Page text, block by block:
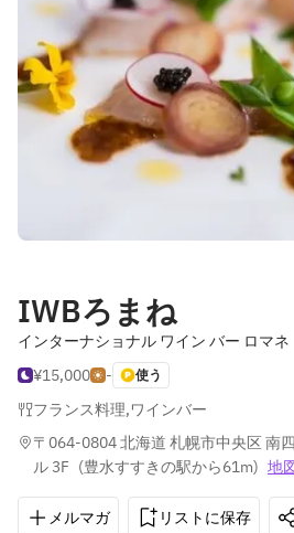
IWBろまね
インターナショナル ワイン バー ロマネ
¥15,000
- 使う
フランス料理,ワインバー
〒064-0804 北海道 札幌市中央区 南
ル 3F (豊水すすきの駅から61m) 地
メルマガ リストに保存